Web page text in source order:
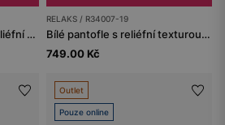
Černé žabky RELAKS s reliéfní texturou a tlustou podrážkou
RELAKS / R34007-19
Bílé pantofle s reliéfní texturou a tlustou podrážkou RELAKS
749.00 Kč
Outlet
Pouze online